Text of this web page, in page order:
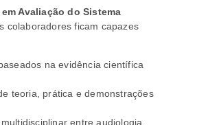
Avaliação do Sistema
colaboradores ficam capazes
na evidência científica
teoria, prática e demonstrações
entre audiologia,